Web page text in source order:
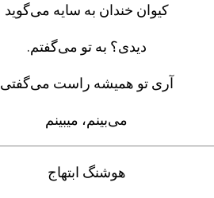
کیوان خندان به سایه می‎‌گوید
دیدی؟ به تو می‌گفتم.
آری تو همیشه راست می‌گفتی
می‌بینم، می‎بینم
هوشنگ ابتهاج